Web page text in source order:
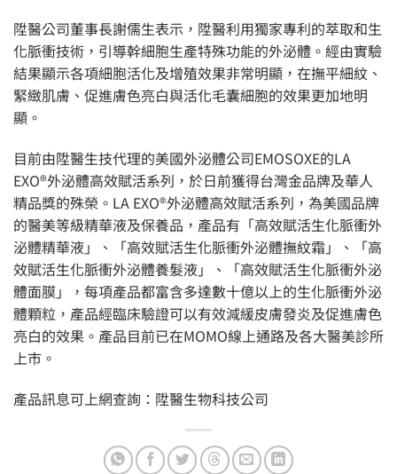
陞醫公司董事長謝儒生表示，陞醫利用獨家專利的萃取和生
化脈衝技術，引導幹細胞生產特殊功能的外泌體。經由實驗
結果顯示各項細胞活化及增殖效果非常明顯，在撫平細紋、
緊緻肌膚、促進膚色亮白與活化毛囊細胞的效果更加地明
顯。
目前由陞醫生技代理的美國外泌體公司EMOSOXE的LA
EXO®外泌體高效賦活系列，於日前獲得台灣金品牌及華人
精品獎的殊榮。LA EXO®外泌體高效賦活系列，為美國品牌
的醫美等級精華液及保養品，產品有「高效賦活生化脈衝外
泌體精華液」、「高效賦活生化脈衝外泌體撫紋霜」、「高
效賦活生化脈衝外泌體養髮液」、「高效賦活生化脈衝外泌
體面膜」，每項產品都富含多達數十億以上的生化脈衝外泌
體顆粒，產品經臨床驗證可以有效減緩皮膚發炎及促進膚色
亮白的效果。產品目前已在MOMO線上通路及各大醫美診所
上市。
產品訊息可上網查詢： 陞醫生物科技公司